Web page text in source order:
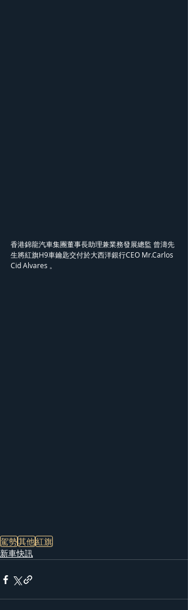
香港錦龍汽車集團董事長助理兼業務發展總監 曾濤先
生將紅旗H9車鑰匙交付於大西洋銀行CEO Mr.Carlos
Cid Alvares 。
駕勢其他紅旗
新車快訊